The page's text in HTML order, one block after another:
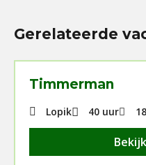
Gerelateerde
Timmerman
Lopik 40 uur